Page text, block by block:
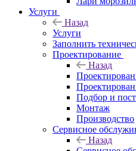
Услуги
Назад
Услуги
Заполнить
Проектирование
Назад
Подбор и
Монтаж
Производство
Сервисное
Назад